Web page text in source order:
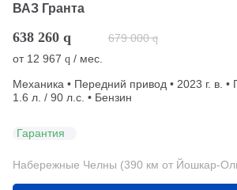
ВАЗ Гранта
638 260 q 679 000 q
от 12 967 q / мес.
Механика • Передний привод • 2023 г. в. •
1.6 л. / 90 л.с. • Бензин
Гарантия
Набережные Челны (390 км от Йошкар-